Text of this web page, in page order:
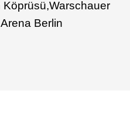
Köprüsü,Warschauer
Berlin